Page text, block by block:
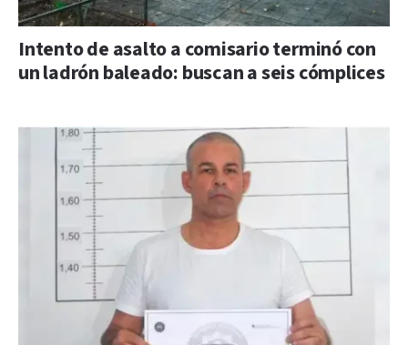
Intento de asalto a comisario terminó con
un ladrón baleado: buscan a seis cómplices